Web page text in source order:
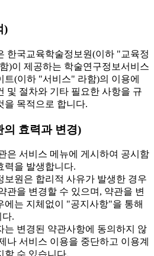
)
한국교육학술정보원(이하 "교육정
)이 제공하는 학술연구정보서비스
트(이하 "서비스" 라함)의 이용에
및 절차와 기타 필요한 사항을 규
을 목적으로 합니다.
의 효력과 변경)
은 서비스 메뉴에 게시하여 공시함
력을 발생합니다.
원은 합리적 사유가 발생한 경우
관을 변경할 수 있으며, 약관을 변
에는 지체없이 "공지사항"을 통해
다.
변경된 약관사항에 동의하지 않
나 서비스 이용을 중단하고 이용계